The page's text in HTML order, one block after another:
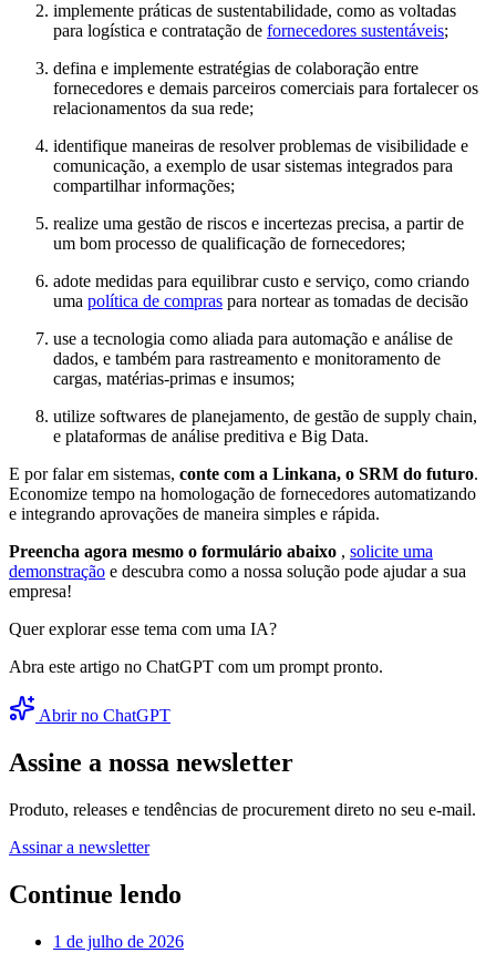
implemente práticas de sustentabilidade, como as voltadas
para logística e contratação de fornecedores sustentáveis;
defina e implemente estratégias de colaboração entre
fornecedores e demais parceiros comerciais para fortalecer os
relacionamentos da sua rede;
identifique maneiras de resolver problemas de visibilidade e
comunicação, a exemplo de usar sistemas integrados para
compartilhar informações;
realize uma gestão de riscos e incertezas precisa, a partir de
um bom processo de qualificação de fornecedores;
adote medidas para equilibrar custo e serviço, como criando
uma política de compras para nortear as tomadas de decisão
use a tecnologia como aliada para automação e análise de
dados, e também para rastreamento e monitoramento de
cargas, matérias-primas e insumos;
utilize softwares de planejamento, de gestão de supply chain,
e plataformas de análise preditiva e Big Data.
E por falar em sistemas, conte com a Linkana, o SRM do futuro.
Economize tempo na homologação de fornecedores automatizando
e integrando aprovações de maneira simples e rápida.
Preencha agora mesmo o formulário abaixo , solicite uma
demonstração e descubra como a nossa solução pode ajudar a sua
empresa!
Quer explorar esse tema com uma IA?
Abra este artigo no ChatGPT com um prompt pronto.
Abrir no ChatGPT
Assine a nossa newsletter
Produto, releases e tendências de procurement direto no seu e-mail.
Assinar a newsletter
Continue lendo
1 de julho de 2026